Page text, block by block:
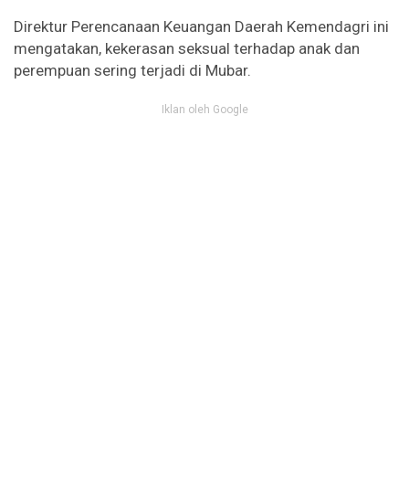
Direktur Perencanaan Keuangan Daerah Kemendagri ini
mengatakan, kekerasan seksual terhadap anak dan
perempuan sering terjadi di Mubar.
Iklan oleh Google